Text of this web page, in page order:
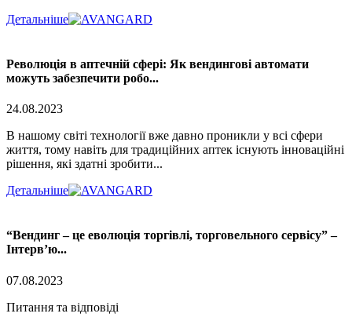
Детальніше
Революція в аптечній сфері: Як вендингові автомати
можуть забезпечити робо...
24.08.2023
В нашому світі технології вже давно проникли у всі сфери
життя, тому навіть для традиційних аптек існують інноваційні
рішення, які здатні зробити...
Детальніше
“Вендинг – це еволюція торгівлі, торговельного сервісу” –
Інтерв’ю...
07.08.2023
Питання та відповіді